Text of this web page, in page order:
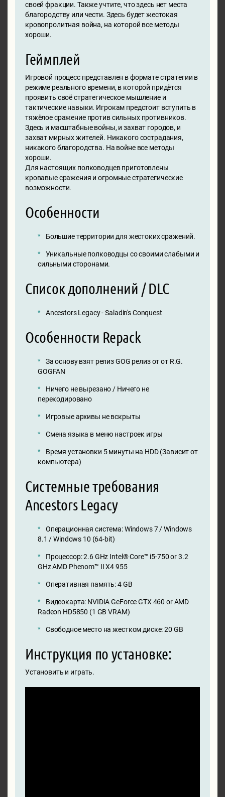
своей фракции. Также учтите, что здесь нет места
благородству или чести. Здесь будет жестокая
кровопролитная война, на которой все методы
хороши.
Геймплей
Игровой процесс представлен в формате стратегии в
режиме реального времени, в которой придётся
проявить своё стратегическое мышление и
тактические навыки. Игрокам предстоит вступить в
тяжёлое сражение против сильных противников.
Здесь и масштабные войны, и захват городов, и
захват мирных жителей. Никакого сострадания,
никакого благородства. На войне все методы
хороши.
Для настоящих полководцев приготовлены
кровавые сражения и огромные стратегические
возможности.
Особенности
Большие территории для жестоких сражений.
Уникальные полководцы со своими слабыми и
сильными сторонами.
Список дополнений / DLC
Ancestors Legacy - Saladin's Conquest
Особенности Repack
За основу взят релиз GOG релиз от от R.G.
GOGFAN
Ничего не вырезано / Ничего не
перекодировано
Игровые архивы не вскрыты
Смена языка в меню настроек игры
Время установки 5 минуты на HDD (Зависит от
компьютера)
Системные требования
Ancestors Legacy
Операционная система: Windows 7 / Windows
8.1 / Windows 10 (64-bit)
Процессор: 2.6 GHz Intel® Core™ i5-750 or 3.2
GHz AMD Phenom™ II X4 955
Оперативная память: 4 GB
Видеокарта: NVIDIA GeForce GTX 460 or AMD
Radeon HD5850 (1 GB VRAM)
Свободное место на жестком диске: 20 GB
Инструкция по установке:
Установить и играть.